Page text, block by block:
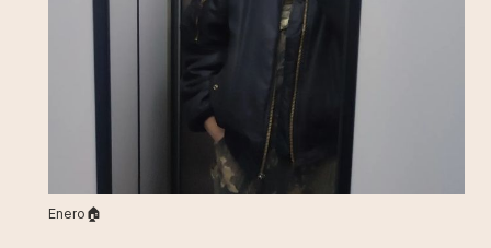
Enero🏠